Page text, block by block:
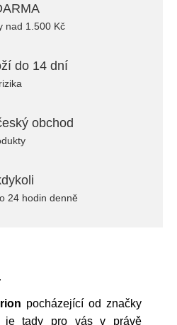
nad 1.500 Kč
do 14 dní
obchod
24 hodin denně
pocházející od značky
je tady pro vás v právě